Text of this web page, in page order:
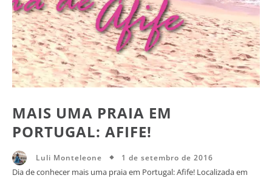
MAIS UMA PRAIA EM
PORTUGAL: AFIFE!
Luli Monteleone 1 de setembro de 2016
Dia de conhecer mais uma praia em Portugal: Afife! Localizada em